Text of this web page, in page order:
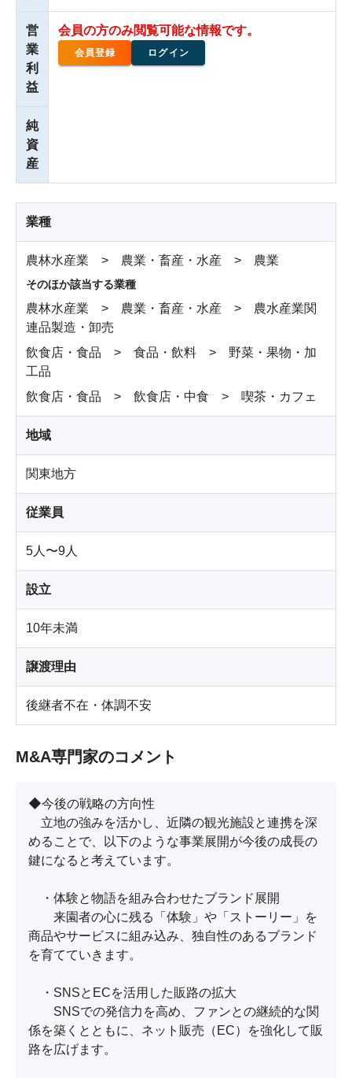
営
業
利
益
会員の方のみ閲覧可能な情報です。
会員登録 ログイン
純
資
産
業種
農林水産業 > 農業・畜産・水産 > 農業
そのほか該当する業種
農林水産業 > 農業・畜産・水産 > 農水産業関
連品製造・卸売
飲食店・食品 > 食品・飲料 > 野菜・果物・加
工品
飲食店・食品 > 飲食店・中食 > 喫茶・カフェ
地域
関東地方
従業員
5人〜9人
設立
10年未満
譲渡理由
後継者不在・体調不安
M&A専門家のコメント
◆今後の戦略の方向性
立地の強みを活かし、近隣の観光施設と連携を深
めることで、以下のような事業展開が今後の成長の
鍵になると考えています。
・体験と物語を組み合わせたブランド展開
来園者の心に残る「体験」や「ストーリー」を
商品やサービスに組み込み、独自性のあるブランド
を育てていきます。
・SNSとECを活用した販路の拡大
SNSでの発信力を高め、ファンとの継続的な関
係を築くとともに、ネット販売（EC）を強化して販
路を広げます。